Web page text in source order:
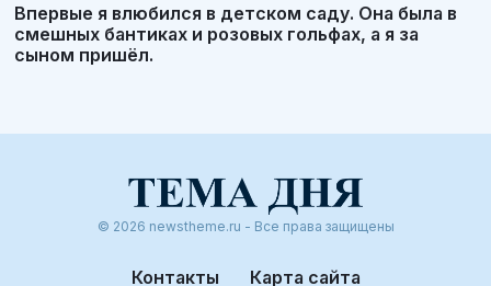
Впервые я влюбился в детском саду. Она была в
смешных бантиках и розовых гольфах, а я за
сыном пришёл.
© 2026 newstheme.ru - Все права защищены
Контакты Карта сайта